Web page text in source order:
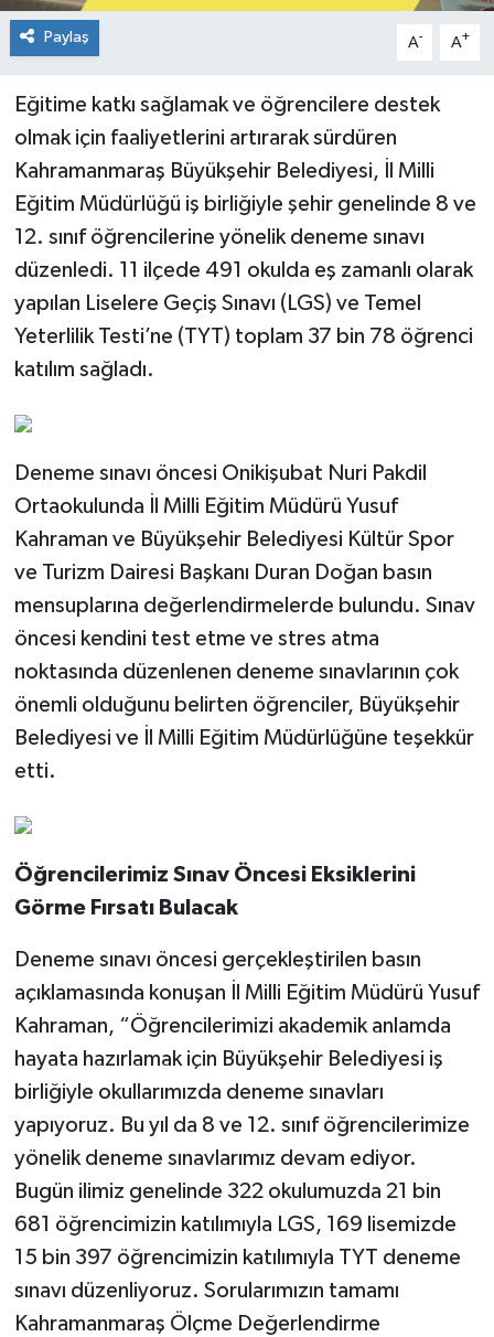
Paylaş A- A+
Eğitime katkı sağlamak ve öğrencilere destek
olmak için faaliyetlerini artırarak sürdüren
Kahramanmaraş Büyükşehir Belediyesi, İl Milli
Eğitim Müdürlüğü iş birliğiyle şehir genelinde 8 ve
12. sınıf öğrencilerine yönelik deneme sınavı
düzenledi. 11 ilçede 491 okulda eş zamanlı olarak
yapılan Liselere Geçiş Sınavı (LGS) ve Temel
Yeterlilik Testi’ne (TYT) toplam 37 bin 78 öğrenci
katılım sağladı.
Deneme sınavı öncesi Onikişubat Nuri Pakdil
Ortaokulunda İl Milli Eğitim Müdürü Yusuf
Kahraman ve Büyükşehir Belediyesi Kültür Spor
ve Turizm Dairesi Başkanı Duran Doğan basın
mensuplarına değerlendirmelerde bulundu. Sınav
öncesi kendini test etme ve stres atma
noktasında düzenlenen deneme sınavlarının çok
önemli olduğunu belirten öğrenciler, Büyükşehir
Belediyesi ve İl Milli Eğitim Müdürlüğüne teşekkür
etti.
Öğrencilerimiz Sınav Öncesi Eksiklerini
Görme Fırsatı Bulacak
Deneme sınavı öncesi gerçekleştirilen basın
açıklamasında konuşan İl Milli Eğitim Müdürü Yusuf
Kahraman, “Öğrencilerimizi akademik anlamda
hayata hazırlamak için Büyükşehir Belediyesi iş
birliğiyle okullarımızda deneme sınavları
yapıyoruz. Bu yıl da 8 ve 12. sınıf öğrencilerimize
yönelik deneme sınavlarımız devam ediyor.
Bugün ilimiz genelinde 322 okulumuzda 21 bin
681 öğrencimizin katılımıyla LGS, 169 lisemizde
15 bin 397 öğrencimizin katılımıyla TYT deneme
sınavı düzenliyoruz. Sorularımızın tamamı
Kahramanmaraş Ölçme Değerlendirme